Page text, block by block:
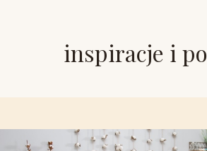
inspiracje i